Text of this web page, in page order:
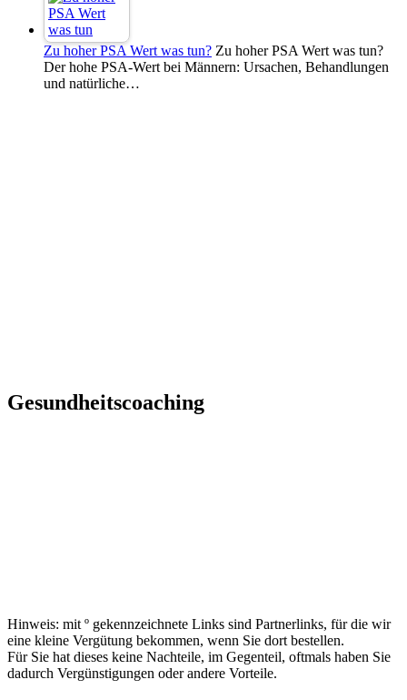
Zu hoher PSA Wert was tun? Zu hoher PSA Wert was tun?
Der hohe PSA-Wert bei Männern: Ursachen, Behandlungen
und natürliche…
Gesundheitscoaching
Hinweis: mit º gekennzeichnete Links sind Partnerlinks, für die wir
eine kleine Vergütung bekommen, wenn Sie dort bestellen.
Für Sie hat dieses keine Nachteile, im Gegenteil, oftmals haben Sie
dadurch Vergünstigungen oder andere Vorteile.